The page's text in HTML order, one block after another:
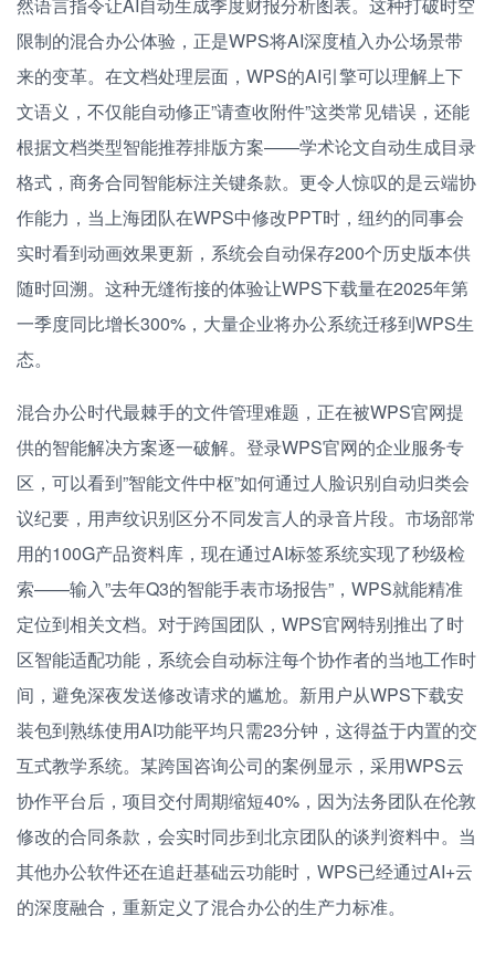
限制的混合办公体验，正是WPS将AI深度植入办公场景带
来的变革。在文档处理层面，WPS的AI引擎可以理解上下
文语义，不仅能自动修正”请查收附件”这类常见错误，还能
根据文档类型智能推荐排版方案——学术论文自动生成目录
格式，商务合同智能标注关键条款。更令人惊叹的是云端协
作能力，当上海团队在WPS中修改PPT时，纽约的同事会
实时看到动画效果更新，系统会自动保存200个历史版本供
随时回溯。这种无缝衔接的体验让WPS下载量在2025年第
一季度同比增长300%，大量企业将办公系统迁移到WPS生
态。
混合办公时代最棘手的文件管理难题，正在被WPS官网提
供的智能解决方案逐一破解。登录WPS官网的企业服务专
区，可以看到”智能文件中枢”如何通过人脸识别自动归类会
议纪要，用声纹识别区分不同发言人的录音片段。市场部常
用的100G产品资料库，现在通过AI标签系统实现了秒级检
索——输入”去年Q3的智能手表市场报告”，WPS就能精准
定位到相关文档。对于跨国团队，WPS官网特别推出了时
区智能适配功能，系统会自动标注每个协作者的当地工作时
间，避免深夜发送修改请求的尴尬。新用户从WPS下载安
装包到熟练使用AI功能平均只需23分钟，这得益于内置的交
互式教学系统。某跨国咨询公司的案例显示，采用WPS云
协作平台后，项目交付周期缩短40%，因为法务团队在伦敦
修改的合同条款，会实时同步到北京团队的谈判资料中。当
其他办公软件还在追赶基础云功能时，WPS已经通过AI+云
的深度融合，重新定义了混合办公的生产力标准。